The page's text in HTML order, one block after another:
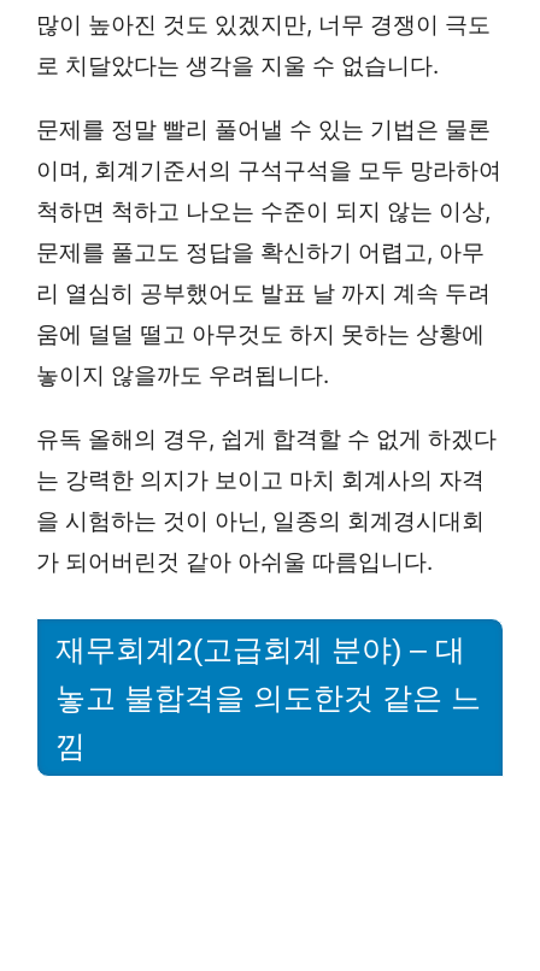
많이 높아진 것도 있겠지만, 너무 경쟁이 극도
로 치달았다는 생각을 지울 수 없습니다.
문제를 정말 빨리 풀어낼 수 있는 기법은 물론
이며, 회계기준서의 구석구석을 모두 망라하여
척하면 척하고 나오는 수준이 되지 않는 이상,
문제를 풀고도 정답을 확신하기 어렵고, 아무
리 열심히 공부했어도 발표 날 까지 계속 두려
움에 덜덜 떨고 아무것도 하지 못하는 상황에
놓이지 않을까도 우려됩니다.
유독 올해의 경우, 쉽게 합격할 수 없게 하겠다
는 강력한 의지가 보이고 마치 회계사의 자격
을 시험하는 것이 아닌, 일종의 회계경시대회
가 되어버린것 같아 아쉬울 따름입니다.
재무회계2(고급회계 분야) – 대
놓고 불합격을 의도한것 같은 느
낌